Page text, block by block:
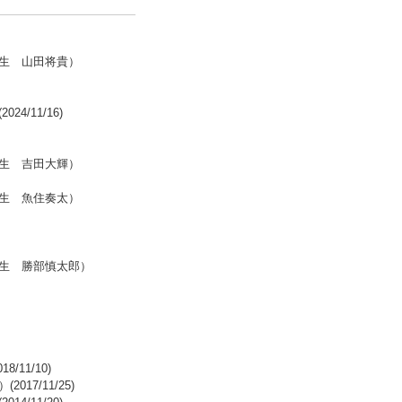
山田将貴）
11/16)
吉田大輝）
魚住奏太）
勝部慎太郎）
11/10)
(2017/11/25)